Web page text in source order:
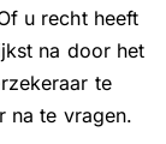
u recht heeft
na door het
te
na te vragen.